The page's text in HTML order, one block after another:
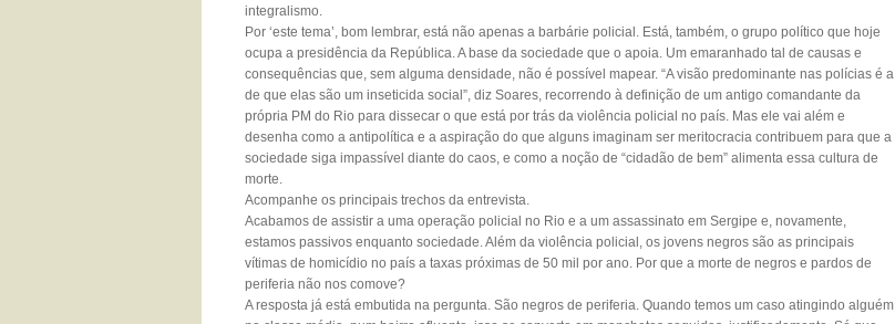
integralismo.
Por ‘este tema’, bom lembrar, está não apenas a barbárie policial. Está, também, o grupo político que hoje
ocupa a presidência da República. A base da sociedade que o apoia. Um emaranhado tal de causas e
consequências que, sem alguma densidade, não é possível mapear. “A visão predominante nas polícias é a
de que elas são um inseticida social”, diz Soares, recorrendo à definição de um antigo comandante da
própria PM do Rio para dissecar o que está por trás da violência policial no país. Mas ele vai além e
desenha como a antipolítica e a aspiração do que alguns imaginam ser meritocracia contribuem para que a
sociedade siga impassível diante do caos, e como a noção de “cidadão de bem” alimenta essa cultura de
morte.
Acompanhe os principais trechos da entrevista.
Acabamos de assistir a uma operação policial no Rio e a um assassinato em Sergipe e, novamente,
estamos passivos enquanto sociedade. Além da violência policial, os jovens negros são as principais
vítimas de homicídio no país a taxas próximas de 50 mil por ano. Por que a morte de negros e pardos de
periferia não nos comove?
A resposta já está embutida na pergunta. São negros de periferia. Quando temos um caso atingindo alguém